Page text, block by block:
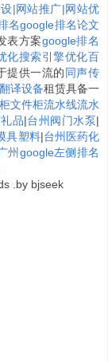
|网站推广|网站优
名google排名论文
表方案google排名
化搜索引擎优化百
提供一流的同声传
译设备租赁具备一
文件柜流水线流水
品|台州阀门水泵|
具塑料|台州医药化
州google左侧排名
.by bjseek